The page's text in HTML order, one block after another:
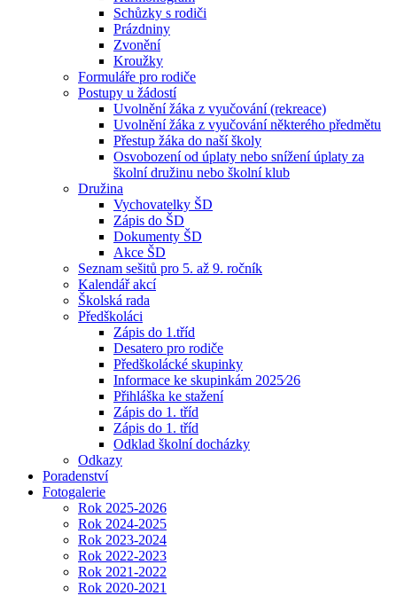
Schůzky s rodiči
Prázdniny
Zvonění
Kroužky
Formuláře pro rodiče
Postupy u žádostí
Uvolnění žáka z vyučování (rekreace)
Uvolnění žáka z vyučování některého předmětu
Přestup žáka do naší školy
Osvobození od úplaty nebo snížení úplaty za
školní družinu nebo školní klub
Družina
Vychovatelky ŠD
Zápis do ŠD
Dokumenty ŠD
Akce ŠD
Seznam sešitů pro 5. až 9. ročník
Kalendář akcí
Školská rada
Předškoláci
Zápis do 1.tříd
Desatero pro rodiče
Předškolácké skupinky
Informace ke skupinkám 2025⁄26
Přihláška ke stažení
Zápis do 1. tříd
Zápis do 1. tříd
Odklad školní docházky
Odkazy
Poradenství
Fotogalerie
Rok 2025-2026
Rok 2024-2025
Rok 2023-2024
Rok 2022-2023
Rok 2021-2022
Rok 2020-2021